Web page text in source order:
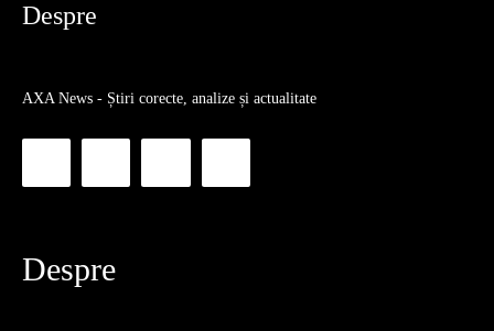
Despre
AXA News - Știri corecte, analize și actualitate
Despre